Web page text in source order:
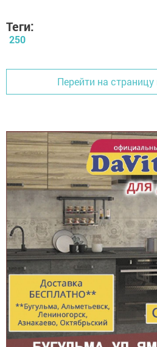
Теги:
250
Перейти на страницу